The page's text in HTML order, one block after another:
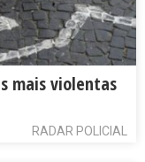
mais violentas
RADAR POLICIAL